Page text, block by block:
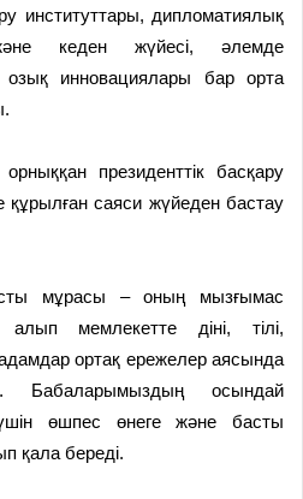
институттары, дипломатиялық
кеден жүйесі, әлемде
инновациялары бар орта
президенттік басқару
құрылған саяси жүйеден бастау
мұрасы – оның мызғымас
мемлекетте діні, тілі,
ортақ ережелер аясында
Бабаларымыздың осындай
өшпес өнеге және басты
қала береді.